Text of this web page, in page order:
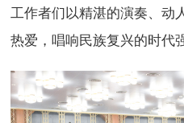
工作者们以精湛的演奏、动
热爱，唱响民族复兴的时代